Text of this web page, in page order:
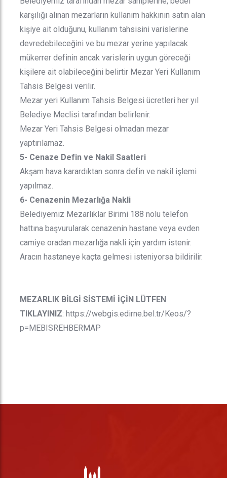
karşılığı alınan mezarların kullanım hakkının satın alan
kişiye ait olduğunu, kullanım tahsisini varislerine
devredebileceğini ve bu mezar yerine yapılacak
mükerrer definin ancak varislerin uygun göreceği
kişilere ait olabileceğini belirtir Mezar Yeri Kullanım
Tahsis Belgesi verilir.
Mezar yeri Kullanım Tahsis Belgesi ücretleri her yıl
Belediye Meclisi tarafından belirlenir.
Mezar Yeri Tahsis Belgesi olmadan mezar
yaptırılamaz.
5- Cenaze Defin ve Nakil Saatleri
Akşam hava karardıktan sonra defin ve nakil işlemi
yapılmaz.
6- Cenazenin Mezarlığa Nakli
Belediyemiz Mezarlıklar Birimi 188 nolu telefon
hattına başvurularak cenazenin hastane veya evden
camiye oradan mezarlığa nakli için yardım istenir.
Aracın hastaneye kaçta gelmesi isteniyorsa bildirilir.
MEZARLIK BİLGİ SİSTEMİ İÇİN LÜTFEN
TIKLAYINIZ: https://webgis.edirne.bel.tr/Keos/?
p=MEBISREHBERMAP